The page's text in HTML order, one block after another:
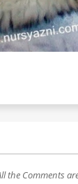
the Comments